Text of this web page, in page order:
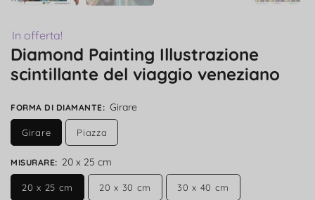
In offerta!
Diamond Painting Illustrazione
scintillante del viaggio veneziano
FORMA DI DIAMANTE: Girare
Girare Piazza
MISURARE: 20 x 25 cm
20 x 25 cm 20 x 30 cm 30 x 40 cm